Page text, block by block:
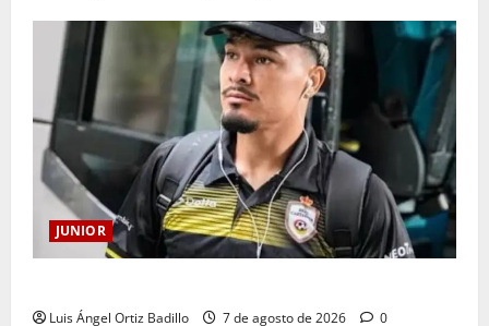
JUNIOR
Luis Ángel Ortiz Badillo 7 de agosto de 2026 0